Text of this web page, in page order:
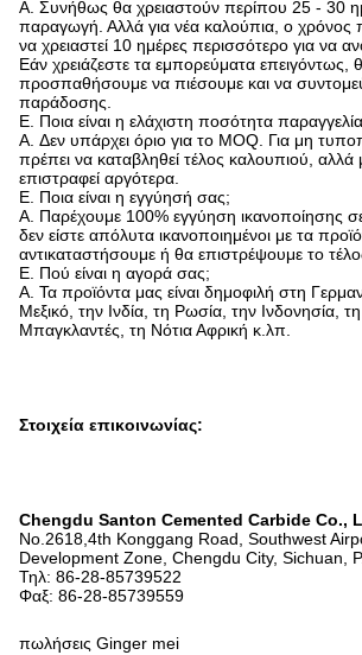
A. Συνήθως θα χρειαστούν περίπου 25 - 30
παραγωγή. Αλλά για νέα καλούπια, ο χρόνος
να χρειαστεί 10 ημέρες περισσότερο για να
Εάν χρειάζεστε τα εμπορεύματα
προσπαθήσουμε να πιέσουμε και να
παράδοσης.
Ε. Ποια είναι η ελάχιστη ποσότητα
A. Δεν υπάρχει όριο για το MOQ. Για μη
πρέπει να καταβληθεί τέλος καλουπιού, αλλά
επιστραφεί αργότερα.
Ε. Ποια είναι η εγγύησή σας;
A. Παρέχουμε 100% εγγύηση ικανοποίησης
δεν είστε απόλυτα ικανοποιημένοι με τα
αντικαταστήσουμε ή θα επιστρέψουμε το
Ε. Πού είναι η αγορά σας;
A. Τα προϊόντα μας είναι δημοφιλή στη
Μεξικό, την Ινδία, τη Ρωσία, την Ινδονησία,
Μπαγκλαντές, τη Νότια Αφρική κ.λπ.
Στοιχεία επικοινωνίας:
Chengdu Santon Cemented Carbide Co.,
No.2618,4th Konggang Road, Southwest
Development Zone, Chengdu City, Sichuan,
Τηλ: 86-28-85739522
Φαξ: 86-28-85739559
πωλήσεις Ginger mei